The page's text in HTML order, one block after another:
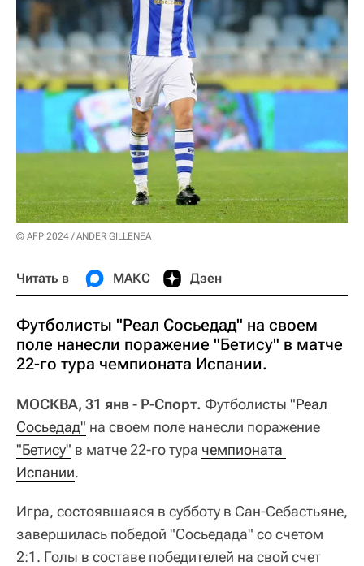
© AFP 2024 / ANDER GILLENEA
Читать в МАКС Дзен
Футболисты "Реал Сосьедад" на своем
поле нанесли поражение "Бетису" в матче
22-го тура чемпионата Испании.
МОСКВА, 31 янв - Р-Спорт. Футболисты "Реал
Сосьедад" на своем поле нанесли поражение
"Бетису" в матче 22-го тура чемпионата
Испании.
Игра, состоявшаяся в субботу в Сан-Себастьяне,
завершилась победой "Сосьедада" со счетом
2:1. Голы в составе победителей на свой счет